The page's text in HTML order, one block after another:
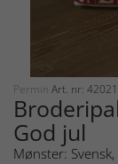
Permin Art. nr:
God jul
Mønster: